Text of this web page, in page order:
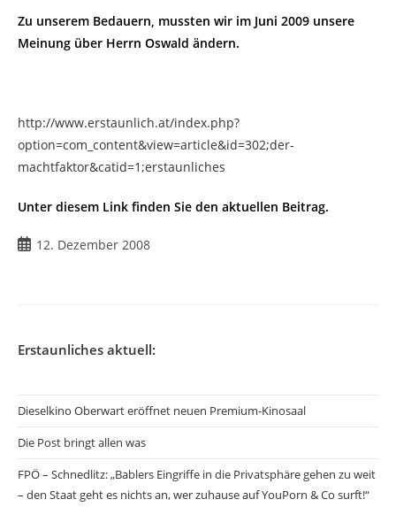
Zu unserem Bedauern, mussten wir im Juni 2009 unsere
Meinung über Herrn Oswald ändern.
http://www.erstaunlich.at/index.php?
option=com_content&view=article&id=302;der-
machtfaktor&catid=1;erstaunliches
Unter diesem Link finden Sie den aktuellen Beitrag.
Beitrag12. Dezember 2008
Erstaunliches aktuell:
Dieselkino Oberwart eröffnet neuen Premium-Kinosaal
Die Post bringt allen was
FPÖ – Schnedlitz: „Bablers Eingriffe in die Privatsphäre gehen zu weit
– den Staat geht es nichts an, wer zuhause auf YouPorn & Co surft!“